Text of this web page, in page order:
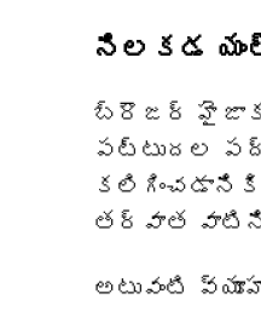
నిలకడ
బ్రౌజర్
పట్టుదల
తర్వాత వాటిని
అటువంటి